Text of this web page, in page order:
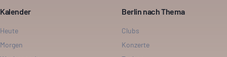
Kalender
Heute
Morgen
Berlin nach Thema
Clubs
Konzerte